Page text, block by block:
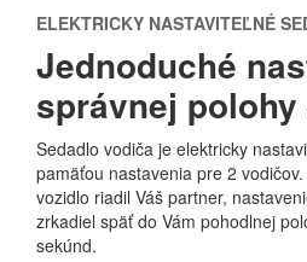
ELEKTRICKY NASTAVITEĽNÉ
Jednoduché
správnej
Sedadlo vodiča je elektricky
pamäťou nastavenia pre 2
vozidlo riadil Váš partner,
zrkadiel späť do Vám pohodlnej
sekúnd.